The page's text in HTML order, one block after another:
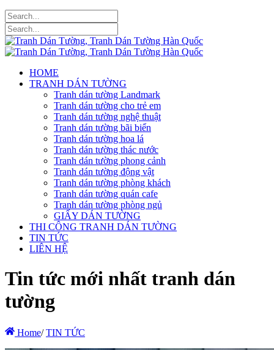
HOME
TRANH DÁN TƯỜNG
Tranh dán tường Landmark
Tranh dán tường cho trẻ em
Tranh dán tường nghệ thuật
Tranh dán tường bãi biển
Tranh dán tường hoa lá
Tranh dán tường thác nước
Tranh dán tường phong cảnh
Tranh dán tường động vật
Tranh dán tường phòng khách
Tranh dán tường quán cafe
Tranh dán tường phòng ngủ
GIẤY DÁN TƯỜNG
THI CÔNG TRANH DÁN TƯỜNG
TIN TỨC
LIÊN HỆ
Tin tức mới nhất tranh dán
tường
Home/ TIN TỨC